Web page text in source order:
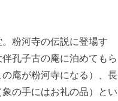
粉河寺の伝説に登場す
孔子古の庵に泊めてもら
庵が粉河寺になる）、長
の手にはお礼の品）とい